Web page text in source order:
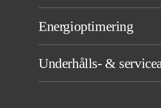
Energioptimering
Underhålls- &